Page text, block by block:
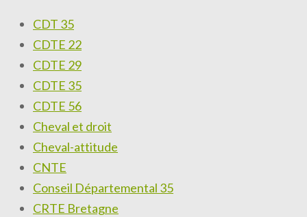
CDT 35
CDTE 22
CDTE 29
CDTE 35
CDTE 56
Cheval et droit
Cheval-attitude
CNTE
Conseil Départemental 35
CRTE Bretagne